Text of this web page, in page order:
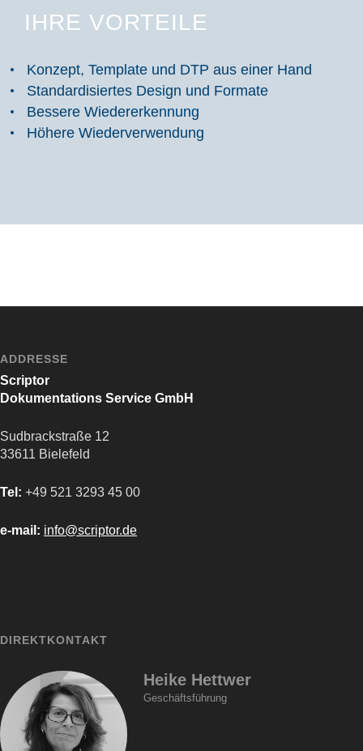
IHRE VORTEILE
Konzept, Template und DTP aus einer Hand
Standardisiertes Design und Formate
Bessere Wiedererkennung
Höhere Wiederverwendung
ADDRESSE
Scriptor
Dokumentations Service GmbH
Sudbrackstraße 12
33611 Bielefeld
Tel: +49 521 3293 45 00
e-mail: info@scriptor.de
DIREKTKONTAKT
Heike Hettwer
Geschäftsführung